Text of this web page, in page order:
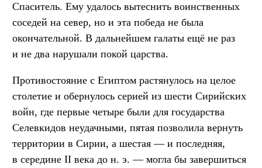
Спаситель. Ему удалось вытеснить воинственных
соседей на север, но и эта победа не была
окончательной. В дальнейшем галаты ещё не раз
и не два нарушали покой царства.
Противостояние с Египтом растянулось на целое
столетие и обернулось серией из шести Сирийских
войн, где первые четыре были для государства
Селевкидов неудачными, пятая позволила вернуть
территории в Сирии, а шестая — и последняя,
в середине II века до н. э. — могла бы завершиться